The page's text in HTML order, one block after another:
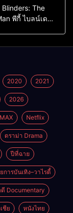
The
พีกี้ ไบลน์เด
2020 2021
2026
Netflix
ดราม่า Drama
ปีที่ฉาย
การบันเทิง–วาไรตี้
Documentary
ชีย หนังไทย